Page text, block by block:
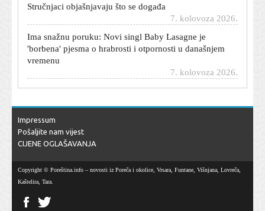
Ima snažnu poruku: Novi singl Baby Lasagne je
'borbena' pjesma o hrabrosti i otpornosti u današnjem
vremenu
Jennifer Aniston fantastično izgleda i u 57. godini:
Njezina trenerica otkrila koju vježbu nikad ne preskače
A što ako nestane struje? Jedna država se priprema za
najgore, ovo je plan
Talijani razbjesnili Španjolce: Sad će morati čekati na
granici
Damir Mišković potvrdio veliku vijest: Rijeka dovodi
Impressum
Pošaljite nam vijest
CIJENE OGLAŠAVANJA
Copyright © Poreština.info – novosti iz Poreča i okolice, Vrsara, Funtane, Višnjana, Lovreča,
Kaštelira, Tara.